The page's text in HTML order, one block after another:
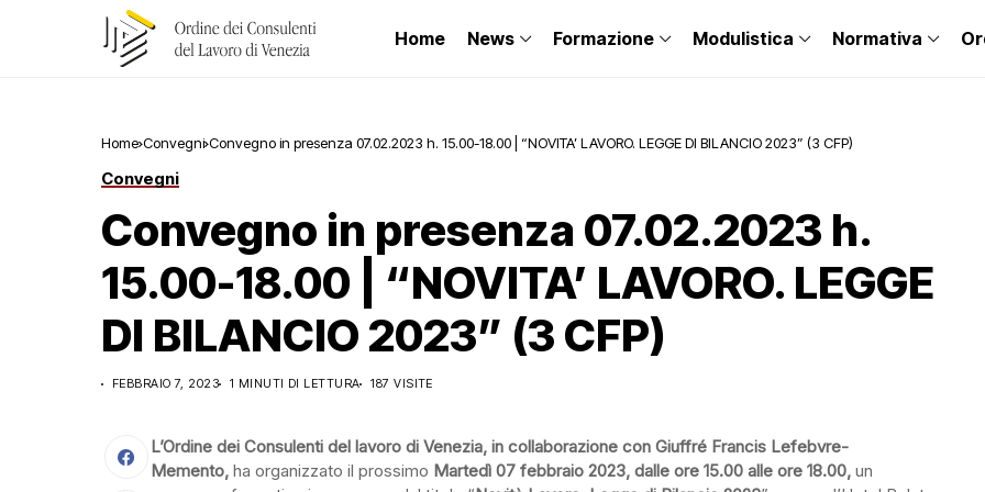
Home News Formazione Modulistica Normativa
Home Convegni Convegno in presenza 07.02.2023 h. 15.00-18.00 | “NOVITA’ LAVORO. LEGGE DI BILANCIO 2023” (3 CFP)
Convegni
Convegno in presenza 07.02.2023 h.
15.00-18.00 | “NOVITA’ LAVORO. LEGGE
DI BILANCIO 2023” (3 CFP)
FEBBRAIO 7, 2023 1 MINUTI DI LETTURA 187 VISITE
L’Ordine dei Consulenti del lavoro di Venezia, in collaborazione con Giuffré Francis Lefebvre-
Memento, ha organizzato il prossimo Martedì 07 febbraio 2023, dalle ore 15.00 alle ore 18.00, un